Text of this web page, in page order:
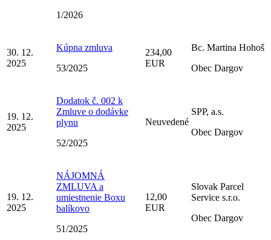
1/2026
30. 12.
2025
Kúpna zmluva
53/2025
234,00
EUR
Bc. Martina Hohoš
Obec Dargov
19. 12.
2025
Dodatok č. 002 k
Zmluve o dodávke
plynu
52/2025
Neuvedené
SPP, a.s.
Obec Dargov
19. 12.
2025
NÁJOMNÁ
ZMLUVA a
umiestnenie Boxu
balíkovo
51/2025
12,00
EUR
Slovak Parcel
Service s.r.o.
Obec Dargov